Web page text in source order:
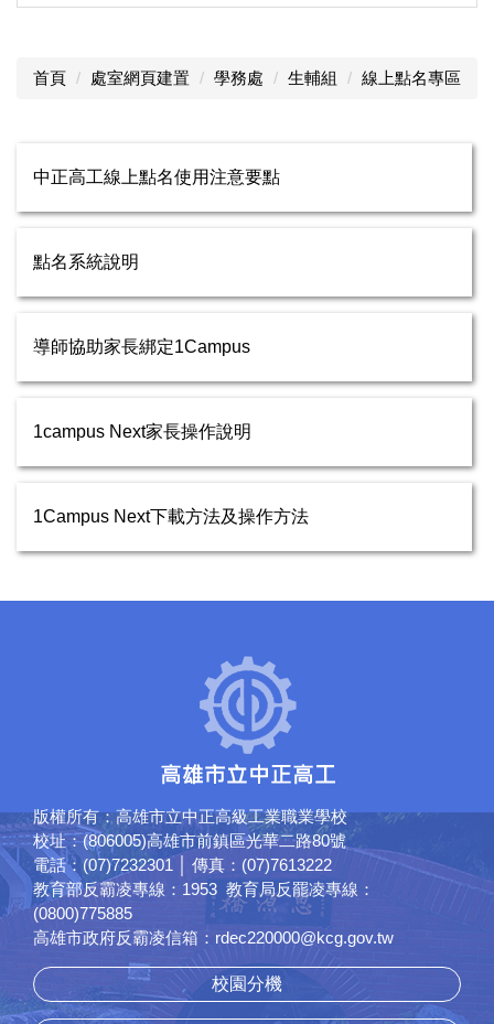
首頁 處室網頁建置 學務處 生輔組 線上點名專區
中正高工線上點名使用注意要點
點名系統說明
導師協助家長綁定1Campus
1campus Next家長操作說明
1Campus Next下載方法及操作方法
版權所有：高雄市立中正高級工業職業學校
校址：(806005)高雄市前鎮區光華二路80號
電話：(07)7232301 │ 傳真：(07)7613222
教育部反霸凌專線：1953 教育局反罷凌專線：
(0800)775885
高雄市政府反霸凌信箱：rdec220000@kcg.gov.tw
校園分機